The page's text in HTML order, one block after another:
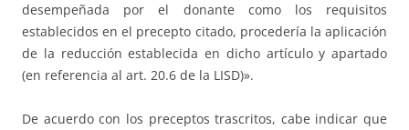
desempeñada por el donante como los requisitos
establecidos en el precepto citado, procedería la aplicación
de la reducción establecida en dicho artículo y apartado
(en referencia al art. 20.6 de la LISD)».
De acuerdo con los preceptos trascritos, cabe indicar que